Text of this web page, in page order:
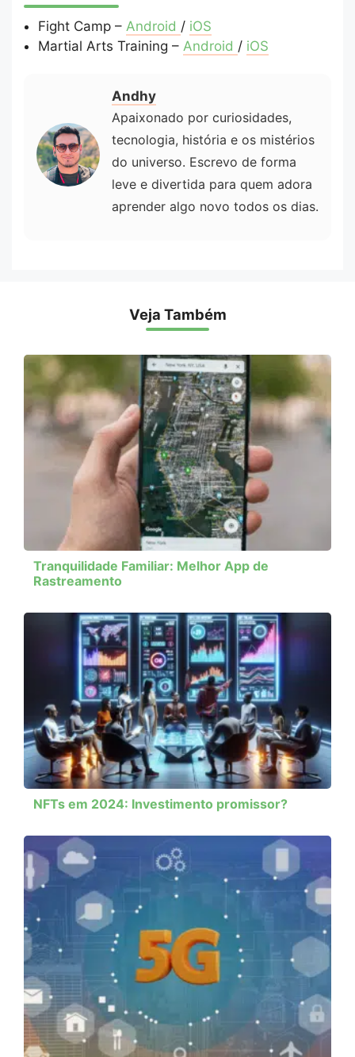
Fight Camp – Android / iOS
Martial Arts Training – Android / iOS
Andhy
Apaixonado por curiosidades,
tecnologia, história e os mistérios
do universo. Escrevo de forma
leve e divertida para quem adora
aprender algo novo todos os dias.
Veja Também
Tranquilidade Familiar: Melhor App de
Rastreamento
NFTs em 2024: Investimento promissor?